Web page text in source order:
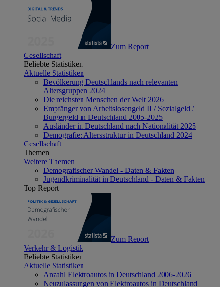
Zum Report
Gesellschaft
Beliebte Statistiken
Aktuelle Statistiken
Bevölkerung Deutschlands nach relevanten
Altersgruppen 2024
Die reichsten Menschen der Welt 2026
Empfänger von Arbeitslosengeld II / Sozialgeld /
Bürgergeld in Deutschland 2005-2025
Ausländer in Deutschland nach Nationalität 2025
Demografie: Altersstruktur in Deutschland 2024
Gesellschaft
Themen
Weitere Themen
Demografischer Wandel - Daten & Fakten
Jugendkriminalität in Deutschland - Daten & Fakten
Top Report
Zum Report
Verkehr & Logistik
Beliebte Statistiken
Aktuelle Statistiken
Anzahl Elektroautos in Deutschland 2006-2026
Neuzulassungen von Elektroautos in Deutschland